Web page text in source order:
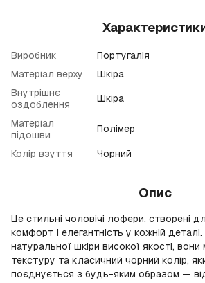
Виробник
Португалія
Матеріал верху
Шкіра
Внутрішнє
оздоблення
Шкіра
Матеріал
підошви
Полімер
Колір взуття
Чорний
Опис
Це стильні чоловічі лофери, створені
комфорт і елегантність у кожній
натуральної шкіри високої якості,
текстуру та класичний чорний колір,
поєднується з будь-яким образом —